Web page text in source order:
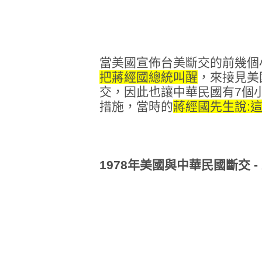
當美國宣佈台美斷交的前幾
把蔣經國總統叫醒 ，來接見
交，因此也讓中華民國有7個
措施，當時的蔣經國先生說:
1978年美國與中華民國斷交 -